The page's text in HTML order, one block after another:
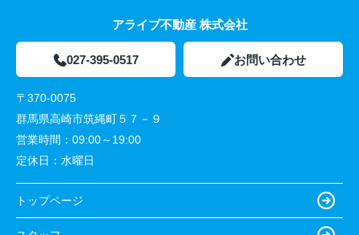
アライブ不動産 株式会社
027-395-0517 お問い合わせ
〒370-0075
群馬県高崎市筑縄町５７－９
営業時間： 09:00～19:00
定休日： 水曜日
トップページ